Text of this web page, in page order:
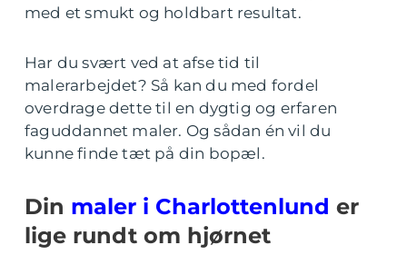
med et smukt og holdbart resultat.
Har du svært ved at afse tid til
malerarbejdet? Så kan du med fordel
overdrage dette til en dygtig og erfaren
faguddannet maler. Og sådan én vil du
kunne finde tæt på din bopæl.
Din maler i Charlottenlund er
lige rundt om hjørnet